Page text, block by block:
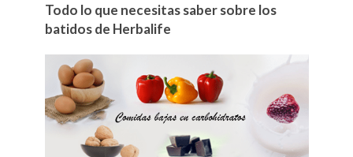
Todo lo que necesitas saber sobre los
batidos de Herbalife